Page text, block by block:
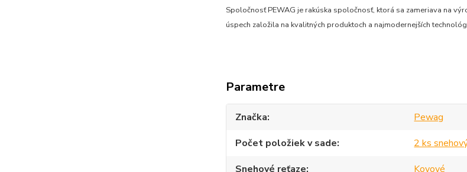
Spoločnosť PEWAG je rakúska spoločnosť, ktorá sa zameriava na
úspech založila na kvalitných produktoch a najmodernejších
Parametre
Značka
Pewag
Počet položiek v sade
2 ks
Snehové reťaze
Kovové